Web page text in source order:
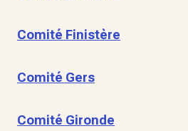
Comité Finistère
Comité Gers
Comité Gironde